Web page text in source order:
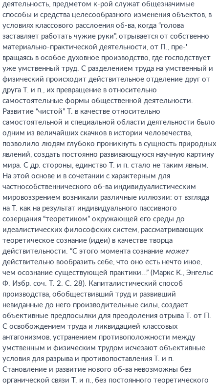
деятельность, предметом к-рой служат общезначимые
способы и средства целесообразного изменения объектов, в
условиях классового расслоения об-ва, когда “голова
заставляет работать чужие руки”, отрывается от собственно
материально-практической деятельности, от П., пре-'
вращаясь в особое духовное производство, где господствует
уже умственный труд. С разделением труда на умственный и
физический происходит действительное отделение друг от
друга Т. и п., их превращение в относительно
самостоятельные формы общественной деятельности.
Развитие “чистой” Т. в качестве относительно
самостоятельной и специальной области деятельности было
одним из величайших скачков в истории человечества,
позволило людям глубоко проникнуть в сущность природных
явлений, создать постоянно развивающуюся научную картину
мира. С др. стороны, единство Т. и п. стало не таким явным.
На этой основе и в сочетании с характерным для
частнособственнического об-ва индивидуалистическим
мировоззрением возникали различные иллюзии: от взгляда
на Т. как на результат индивидуального пассивного
созерцания “теоретиком” окружающей его среды до
идеалистических философских систем, рассматривающих
теоретическое сознание (идеи) в качестве творца
действительности. “С этого момента сознание может
действительно вообразить себе, что оно есть нечто иное,
чем осознание существующей практики...” (Маркс К., Энгельс
Ф. Избр. соч. Т. 2. С. 28). Капиталистический способ
производства, обобществивший труд и развивший
невиданные до него производительные силы, создает
объективные предпосылки для преодоления отрыва Т. от П.
С освобождением труда и ликвидацией классовых
антагонизмов, устранением противоположности между
умственным и физическим трудом исчезают объективные
условия для разрыва и противопоставления Т. и п.
Становление и развитие нового об-ва невозможны без
органической связи Т. и п., без постоянного теоретического